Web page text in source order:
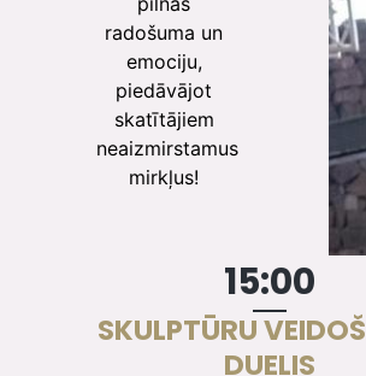
radošuma un
emociju,
piedāvājot
skatītājiem
neaizmirstamus
mirkļus!
15:00
SKULPTŪRU
DUELIS